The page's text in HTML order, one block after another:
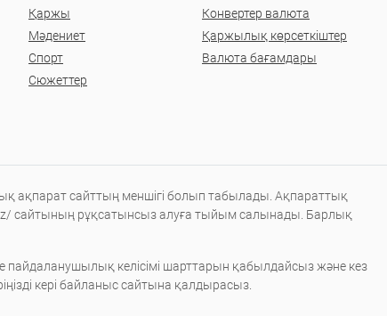
Қаржы
Мәдениет
Спорт
Сюжеттер
Конвертер валюта
Қаржылық көрсеткіштер
Валюта бағамдары
ақпарат сайттың меншігі болып табылады. Ақпараттық
сайтының рұқсатынсыз алуға тыйым салынады. Барлық
пайдаланушылық келісімі шарттарын қабылдайсыз және кез
кері байланыс сайтына қалдырасыз.